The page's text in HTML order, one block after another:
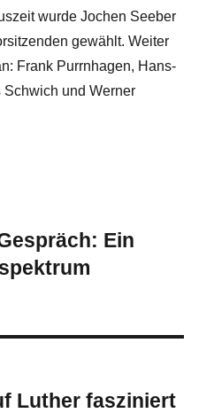
wurde Jochen Seeber
gewählt. Weiter
Frank Purrnhagen, Hans-
Schwich und Werner
Ein
Luther fasziniert